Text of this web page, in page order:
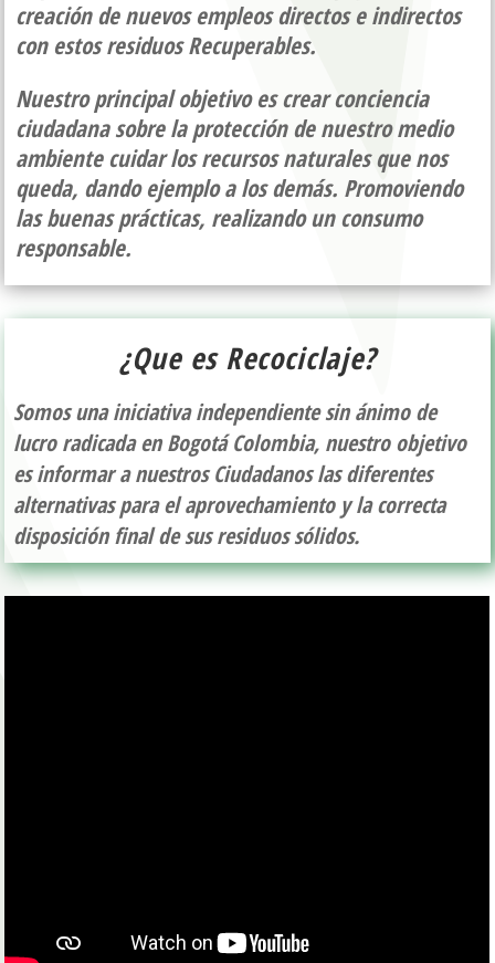
creación de nuevos empleos directos e indirectos
con estos residuos Recuperables.
Nuestro principal objetivo es crear conciencia
ciudadana sobre la protección de nuestro medio
ambiente cuidar los recursos naturales que nos
queda, dando ejemplo a los demás. Promoviendo
las buenas prácticas, realizando un consumo
responsable.
¿Que esRecociclaje?
Somos una iniciativa independiente sin ánimo de
lucro radicada en Bogotá Colombia, nuestro objetivo
es informar a nuestros Ciudadanos las diferentes
alternativas para el aprovechamiento y la correcta
disposición final de sus residuos sólidos.